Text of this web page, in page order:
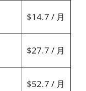
$14.7 / 月
$27.7 / 月
$52.7 / 月